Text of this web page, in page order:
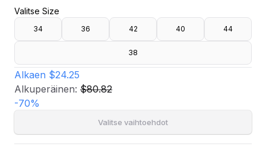
- Asennettu istuvuus
- V-kaula-aukkoinen kaula-aukko
- Nappikiinnitys
- Pituus olalta takana: 70 cm koossa 36
Valitse Size
34 36 42 40 44
38
Alkaen $24.25
Alkuperäinen: $80.82
-70%
Valitse vaihtoehdot